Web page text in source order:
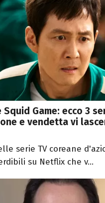
Game: ecco 3
e vendetta vi
serie TV coreane
su Netflix che v...